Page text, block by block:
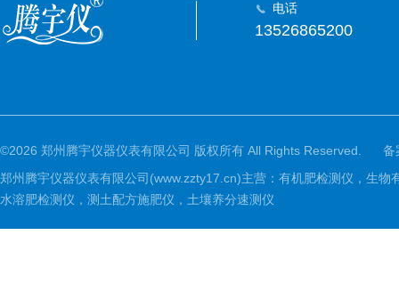
电话
13526865200
©2026 郑州腾宇仪器仪表有限公司 版权所有 All Rights Reserved.
备
郑州腾宇仪器仪表有限公司(www.zzty17.cn)主营：有机肥检测仪，生
水溶肥检测仪，测土配方施肥仪，土壤养分速测仪